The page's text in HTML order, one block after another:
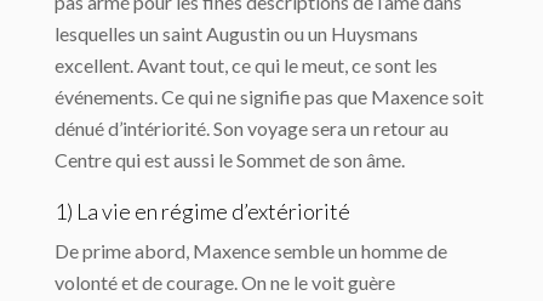
lesquelles un saint Augustin ou un Huysmans
excellent. Avant tout, ce qui le meut, ce sont les
événements. Ce qui ne signifie pas que Maxence soit
dénué d’intériorité. Son voyage sera un retour au
Centre qui est aussi le Sommet de son âme.
1) La vie en régime d’extériorité
De prime abord, Maxence semble un homme de
volonté et de courage. On ne le voit guère